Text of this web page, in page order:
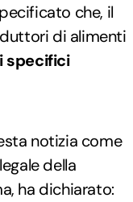
che, il
di alimenti
specifici
notizia come
della
ha dichiarato: